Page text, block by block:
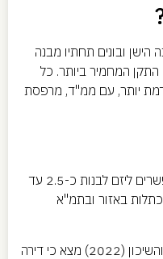
הישן ובונים תחתיו מבנה
התקן המחמיר ביותר. כל
יותר, עם ממ"ד, מרפסת
מכסת דירות חדשות ליזם: לרוב מאפשרים ליזם לבנות כ-2.5 עד
כתלות באזור ובתמ"א
-ערך הדירה: מחקר של משרד הבינוי והשיכון (2022) מצא כי דירה